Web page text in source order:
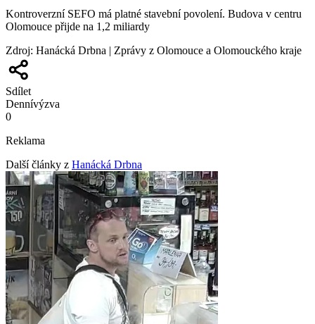
Kontroverzní SEFO má platné stavební povolení. Budova v centru
Olomouce přijde na 1,2 miliardy
Zdroj: Hanácká Drbna | Zprávy z Olomouce a Olomouckého kraje
Sdílet
Dennívýzva
0
Reklama
Další články z Hanácká Drbna